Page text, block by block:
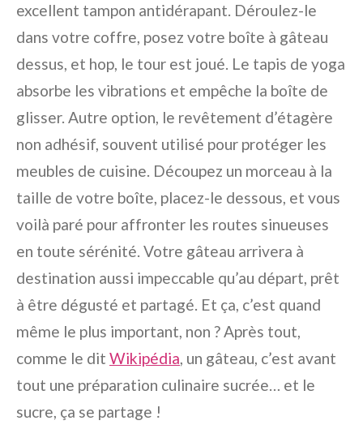
excellent tampon antidérapant. Déroulez-le
dans votre coffre, posez votre boîte à gâteau
dessus, et hop, le tour est joué. Le tapis de yoga
absorbe les vibrations et empêche la boîte de
glisser. Autre option, le revêtement d’étagère
non adhésif, souvent utilisé pour protéger les
meubles de cuisine. Découpez un morceau à la
taille de votre boîte, placez-le dessous, et vous
voilà paré pour affronter les routes sinueuses
en toute sérénité. Votre gâteau arrivera à
destination aussi impeccable qu’au départ, prêt
à être dégusté et partagé. Et ça, c’est quand
même le plus important, non ? Après tout,
comme le dit Wikipédia, un gâteau, c’est avant
tout une préparation culinaire sucrée… et le
sucre, ça se partage !